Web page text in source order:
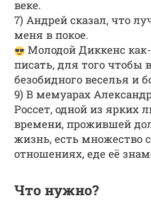
веке.
7) Андрей сказал, что
меня в покое.
Молодой Диккенс
писать, для того чтобы
безобидного веселья и
9) В мемуарах
Россет, одной из ярких
времени, прожившей
жизнь, есть множество
отношениях, еде её
Что нужно?